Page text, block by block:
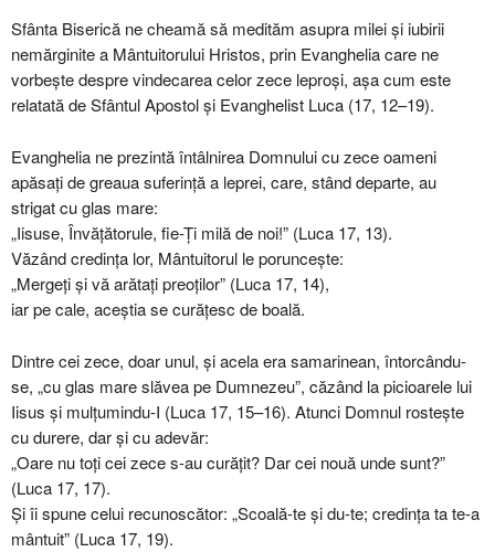
Sfânta Biserică ne cheamă să medităm asupra milei și iubirii
nemărginite a Mântuitorului Hristos, prin Evanghelia care ne
vorbește despre vindecarea celor zece leproși, așa cum este
relatată de Sfântul Apostol și Evanghelist Luca (17, 12–19).
Evanghelia ne prezintă întâlnirea Domnului cu zece oameni
apăsați de greaua suferință a leprei, care, stând departe, au
strigat cu glas mare:
„Iisuse, Învățătorule, fie-Ți milă de noi!” (Luca 17, 13).
Văzând credința lor, Mântuitorul le poruncește:
„Mergeți și vă arătați preoților” (Luca 17, 14),
iar pe cale, aceștia se curățesc de boală.
Dintre cei zece, doar unul, și acela era samarinean, întorcându-
se, „cu glas mare slăvea pe Dumnezeu”, căzând la picioarele lui
Iisus și mulțumindu-I (Luca 17, 15–16). Atunci Domnul rostește
cu durere, dar și cu adevăr:
„Oare nu toți cei zece s-au curățit? Dar cei nouă unde sunt?”
(Luca 17, 17).
Și îi spune celui recunoscător: „Scoală-te și du-te; credința ta te-a
mântuit” (Luca 17, 19).